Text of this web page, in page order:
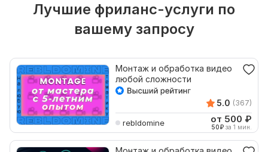
Лучшие фриланс-услуги по
вашему запросу
Монтаж и обработка видео
любой сложности
5.0 (367)
rebldomine от 500 ₽
50₽ за 1 мин.